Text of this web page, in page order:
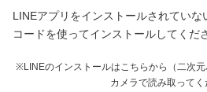
LINEアプリをインストールされてい
コードを使ってインストールしてくだ
※LINEのインストールはこちらから（二次
カメラで読み取ってく